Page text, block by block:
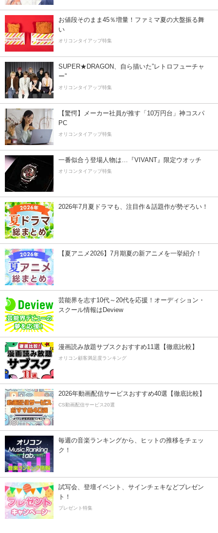
お値段そのまま45％増量！ファミマ夏の大盤振る舞
い
オリコンタイアップ特集
SUPER★DRAGON、自ら描いた”レトロフューチャ
ー”
オリコンタイアップ特集
【驚愕】メーカー社員が推す「10万円台」神コスパ
PC
オリコンタイアップ特集
一番似合う登場人物は…『VIVANT』限定ウオッチ
オリコンタイアップ特集
2026年7月夏ドラマも、注目作＆話題作が勢ぞろい！
【夏アニメ2026】7月期夏の新アニメを一挙紹介！
芸能界を志す10代～20代を応援！オーディション・
スクール情報はDeview
漫画読み放題サブスクおすすめ11選【徹底比較】
オリコン顧客満足度ランキング
2026年動画配信サービスおすすめ40選【徹底比較】
CS動画配信サービス20選
毎週の音楽ランキングから、ヒットの推移をチェッ
ク！
試写会、登壇イベント、サインチェキなどプレゼン
ト！
プレゼント特集